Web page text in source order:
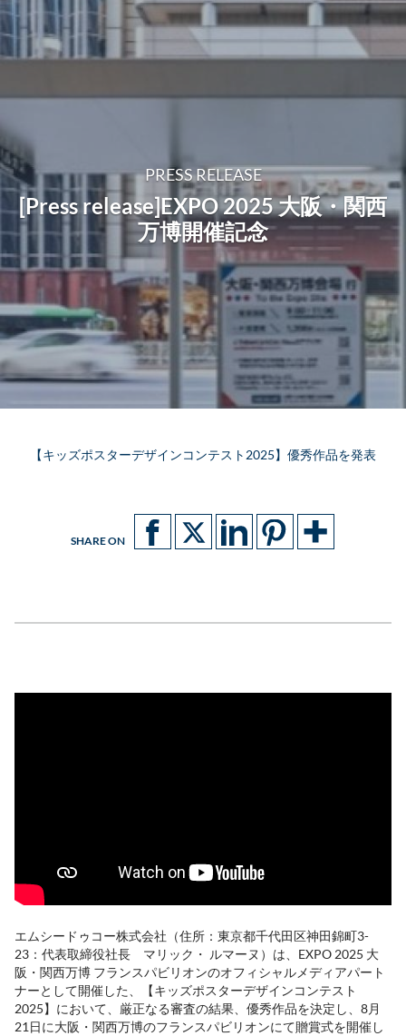
PRESS RELEASE
[Press release]EXPO 2025 大阪・関西
万博開催記念
【キッズポスターデザインコンテスト2025】優秀作品を発表
SHARE ON
エムシードゥコー株式会社（住所：東京都千代田区神田錦町3-
23：代表取締役社長 マリック・ ルマーヌ）は、EXPO 2025 大
阪・関西万博 フランスパビリオンのオフィシャルメディアパート
ナーとして開催した、【キッズポスターデザインコンテスト
2025】において、厳正なる審査の結果、優秀作品を決定し、8月
21日に大阪・関西万博のフランスパビリオンにて贈賞式を開催し